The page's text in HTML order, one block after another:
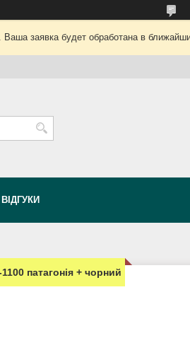
заявка будет обработана в
ВІДГУКИ
патагонія + чорний